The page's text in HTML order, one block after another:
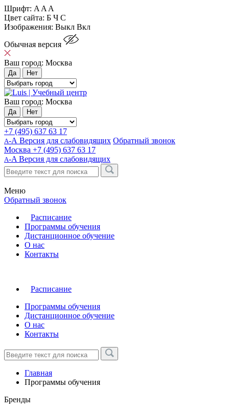
Шрифт: A A A
Цвет сайта: Б Ч С
Изображения: Выкл Вкл
Обычная версия
Ваш город: Москва
Да Нет
Ваш город: Москва
Да Нет
+7 (495) 637 63 17
А-А Версия для слабовидящих Обратный звонок
Москва +7 (495) 637 63 17
A-A Версия для слабовидящих
Меню
Обратный звонок
Расписание
Программы обучения
Дистанционное обучение
О нас
Контакты
Расписание
Программы обучения
Дистанционное обучение
О нас
Контакты
Главная
Программы обучения
Бренды